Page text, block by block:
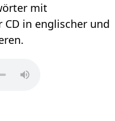
mit
in englischer und